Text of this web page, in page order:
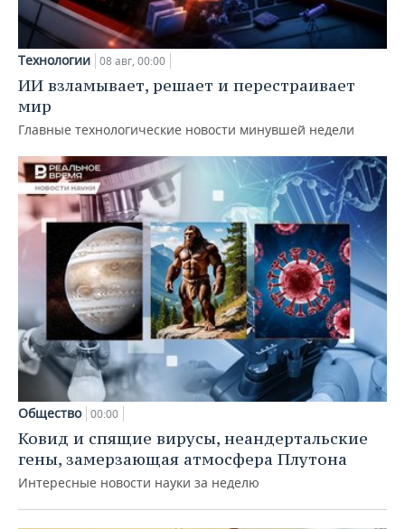
Технологии 08 авг, 00:00
ИИ взламывает, решает и перестраивает
мир
Главные технологические новости минувшей недели
Общество 00:00
Ковид и спящие вирусы, неандертальские
гены, замерзающая атмосфера Плутона
Интересные новости науки за неделю